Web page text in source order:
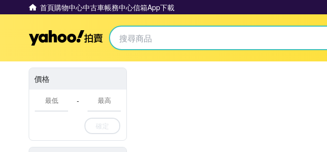
首頁購物中心中古車帳務中心信箱App下載
Yahoo拍賣
價格
-
確定